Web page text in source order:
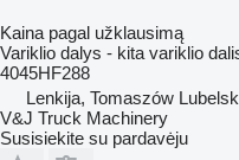
Kaina pagal užklausimą
Variklio dalys - kita variklio
4045HF288
Lenkija, Tomaszów
V&J Truck Machinery
Susisiekite su pardavėju